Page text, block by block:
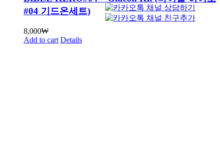
#04 기드온세트)
8,000₩
Add to cart Details